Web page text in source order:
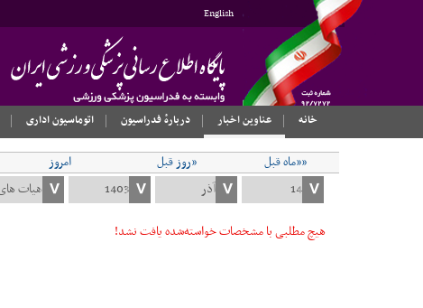
English
خانه
عناوین اخبار دربارهٔ فدراسیون اتوماسیون اداری
««ماه قبل «روز قبل امروز
هیچ مطلبی با مشخصات خواسته‌شده یافت نشد!